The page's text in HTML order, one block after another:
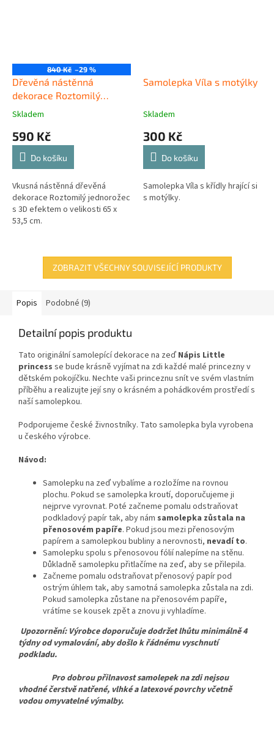
840 Kč –29 %
Dřevěná nástěnná
dekorace Roztomilý
jednorožec
Skladem
590 Kč
Do košíku
Vkusná nástěnná dřevěná
dekorace Roztomilý jednorožec
s 3D efektem o velikosti 65 x
53,5 cm.
Samolepka Víla s motýlky
Skladem
300 Kč
Do košíku
Samolepka Víla s křídly hrající si
s motýlky.
ZOBRAZIT VŠECHNY SOUVISEJÍCÍ PRODUKTY
Popis Podobné (9)
Detailní popis produktu
Tato originální samolepící dekorace na zeď Nápis Little
princess se bude krásně vyjímat na zdi každé malé princezny v
dětském pokojíčku. Nechte vaši princeznu snít ve svém vlastním
příběhu a realizujte její sny o krásném a pohádkovém prostředí s
naší samolepkou.
Podporujeme české živnostníky. Tato samolepka byla vyrobena
u českého výrobce.
Návod:
Samolepku na zeď vybalíme a rozložíme na rovnou
plochu. Pokud se samolepka kroutí, doporučujeme ji
nejprve vyrovnat. Poté začneme pomalu odstraňovat
podkladový papír tak, aby nám samolepka zůstala na
přenosovém papíře. Pokud jsou mezi přenosovým
papírem a samolepkou bubliny a nerovnosti, nevadí to.
Samolepku spolu s přenosovou fólií nalepíme na stěnu.
Důkladně samolepku přitlačíme na zeď, aby se přilepila.
Začneme pomalu odstraňovat přenosový papír pod
ostrým úhlem tak, aby samotná samolepka zůstala na zdi.
Pokud samolepka zůstane na přenosovém papíře,
vrátíme se kousek zpět a znovu ji vyhladíme.
Upozornění: Výrobce doporučuje dodržet lhůtu minimálně 4
týdny od vymalování, aby došlo k řádnému vyschnutí
podkladu.
Pro dobrou přilnavost samolepek na zdi nejsou
vhodné čerstvě natřené, vlhké a latexové povrchy včetně
vodou omyvatelné výmalby.